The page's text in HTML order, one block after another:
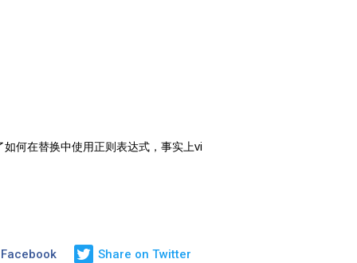
何在替换中使用正则表达式，事实上vi
Share on Twitter